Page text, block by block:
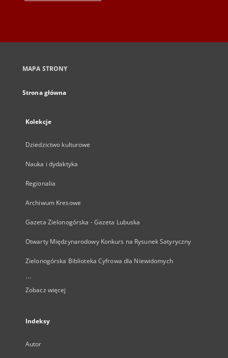
MAPA STRONY
Strona główna
Kolekcje
Dziedzictwo kulturowe
Nauka i dydaktyka
Regionalia
Archiwum Kresowe
Gazeta Zielonogórska - Gazeta Lubuska
Otwarty Międzynarodowy Konkurs na Rysunek Satyryczny
Zielonogórska Biblioteka Cyfrowa dla Niewidomych
...
Zobacz więcej
Indeksy
Autor